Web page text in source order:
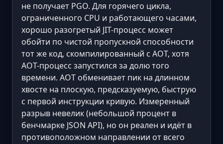
не получает PGO. Для горячего цикла,
ограниченного CPU и работающего часами,
хорошо разогретый JIT-процесс может
обойти по чистой пропускной способности
тот же код, скомпилированный с AOT, хотя
AOT-процесс запустился за долю того
времени. AOT обменивает пик на длинном
хвосте на плоскую, предсказуемую, быструю
с первой инструкции кривую. Измеренный
разрыв невелик (небольшой процент в
бенчмарке JSON API), но он реален и идёт в
противоположном направлении от всего